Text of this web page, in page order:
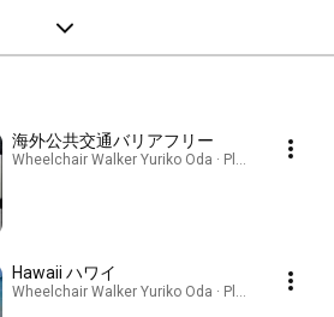
海外公共交通バリアフリー
Wheelchair Walker Yuriko Oda · Playlist
Hawaii ハワイ
Wheelchair Walker Yuriko Oda · Playlist